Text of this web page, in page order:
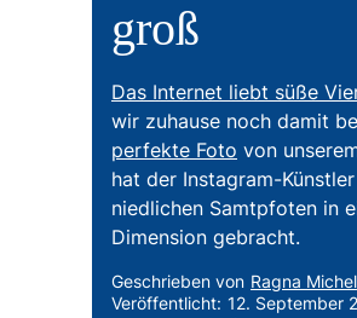
groß
Das Internet liebt süße
wir zuhause noch damit
perfekte Foto von
hat der Instagram-
niedlichen Samtpfoten in
Dimension gebracht.
Geschrieben von Ragna Michel
Veröffentlicht: 12. September